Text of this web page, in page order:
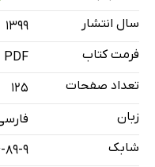
فصل سوم: الکترونیک
قطعات الکترونیکی
فصل چهارم: میکروکنترلر
کدویژن
سال انتشار
۱۳۹۹
فرمت کتاب
PDF
تعداد صفحات
125
زبان
شابک
89-9